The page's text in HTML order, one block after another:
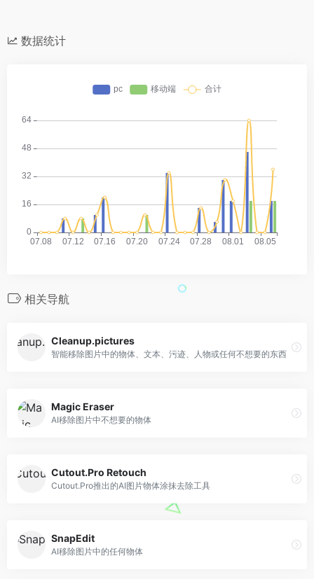
数据统计
相关导航
Cleanup.pictures
智能移除图片中的物体、文本、污迹、人物或任何不想要的东西
Magic Eraser
AI移除图片中不想要的物体
Cutout.Pro Retouch
Cutout.Pro推出的AI图片物体涂抹去除工具
SnapEdit
AI移除图片中的任何物体